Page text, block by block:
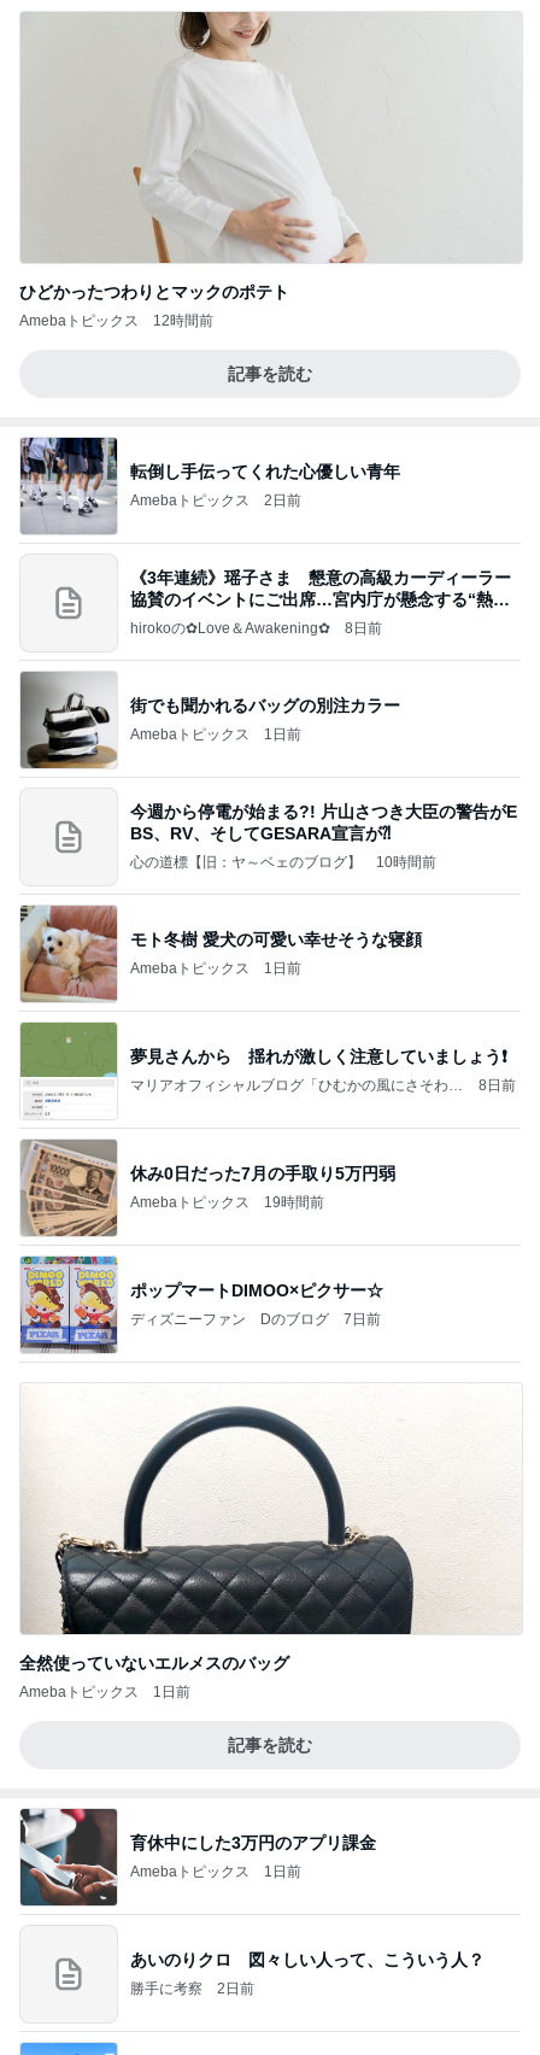
ひどかったつわりとマックのポテト
Amebaトピックス 12時間前
記事を読む
転倒し手伝ってくれた心優しい青年
Amebaトピックス 2日前
《3年連続》瑶子さま 懇意の高級カーディーラー
協賛のイベントにご出席…宮内庁が懸念する“熱心
すぎ
hirokoの✿Love＆Awakening✿ 8日前
街でも聞かれるバッグの別注カラー
Amebaトピックス 1日前
今週から停電が始まる?! 片山さつき大臣の警告がE
BS、RV、そしてGESARA宣言が⁈
心の道標【旧：ヤ～ベェのブログ】 10時間前
モト冬樹 愛犬の可愛い幸せそうな寝顔
Amebaトピックス 1日前
夢見さんから 揺れが激しく注意していましょう❗️
マリアオフィシャルブログ「ひむかの風にさそわれ
8日前
休み0日だった7月の手取り5万円弱
Amebaトピックス 19時間前
ポップマートDIMOO×ピクサー☆
ディズニーファン Dのブログ 7日前
全然使っていないエルメスのバッグ
Amebaトピックス 1日前
記事を読む
育休中にした3万円のアプリ課金
Amebaトピックス 1日前
あいのりクロ 図々しい人って、こういう人？
勝手に考察 2日前